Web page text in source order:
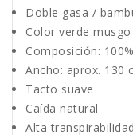
Doble gasa /
Color verde musgo
Composición:
Ancho: aprox. 130
Tacto suave
Caída natural
Alta transpirabilidad